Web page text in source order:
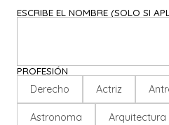
ESCRIBE EL NOMBRE (SOLO SI
PROFESIÓN
Derecho Actriz
Astronoma Arquitectura